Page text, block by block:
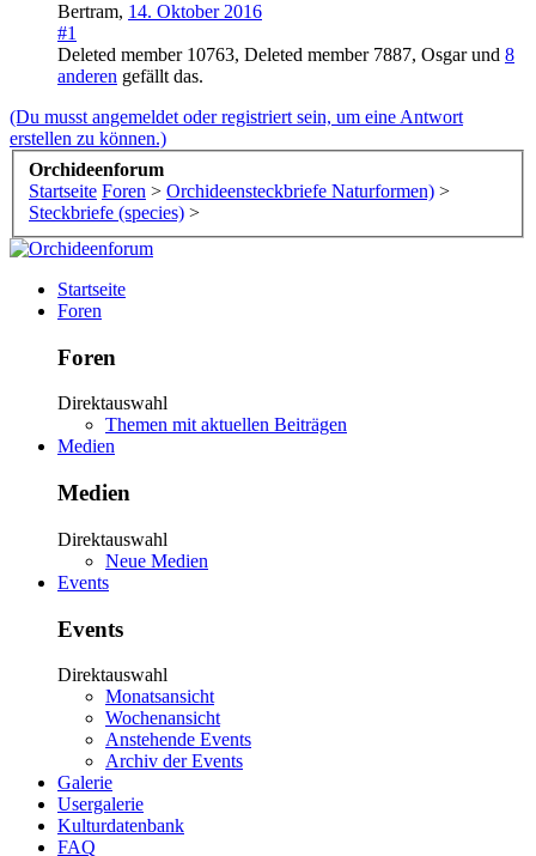
Bertram, 14. Oktober 2016
#1
Deleted member 10763, Deleted member 7887, Osgarund 8
anderen gefällt das.
(Du musst angemeldet oder registriert sein, um eine Antwort
erstellen zu können.)
Orchideenforum
Startseite Foren > Orchideensteckbriefe Naturformen) >
Steckbriefe (species) >
Startseite
Foren
Foren
Direktauswahl
Themen mit aktuellen Beiträgen
Medien
Medien
Direktauswahl
Neue Medien
Events
Events
Direktauswahl
Monatsansicht
Wochenansicht
Anstehende Events
Archiv der Events
Galerie
Usergalerie
Kulturdatenbank
FAQ